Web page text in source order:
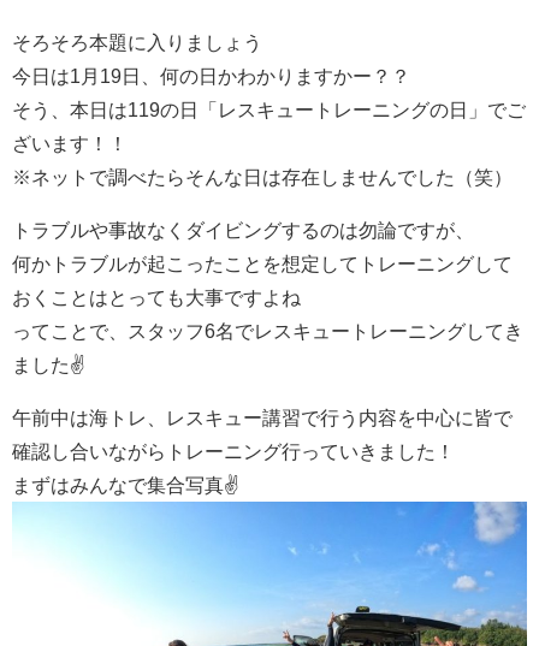
そろそろ本題に入りましょう
今日は1月19日、何の日かわかりますかー？？
そう、本日は119の日「レスキュートレーニングの日」でご
ざいます！！
※ネットで調べたらそんな日は存在しませんでした（笑）
トラブルや事故なくダイビングするのは勿論ですが、
何かトラブルが起こったことを想定してトレーニングして
おくことはとっても大事ですよね
ってことで、スタッフ6名でレスキュートレーニングしてき
ました✌
午前中は海トレ、レスキュー講習で行う内容を中心に皆で
確認し合いながらトレーニング行っていきました！
まずはみんなで集合写真✌